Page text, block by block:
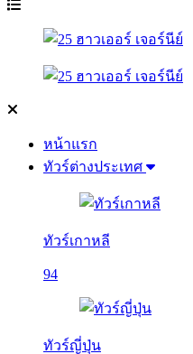
หน้าแรก
ทัวร์ต่างประเทศ
ทัวร์เกาหลี
94
ทัวร์ญี่ปุ่น